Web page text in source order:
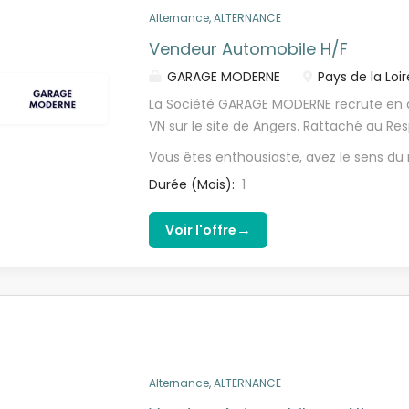
commune pour l'automobile, qui guide
et contribue à la qualité de l'expérience
dans un...
Alternance, ALTERNANCE
Vendeur Automobile H/F
GARAGE MODERNE
Pays de la
La Société GARAGE MODERNE recrute
VN sur le site de Angers. Rattaché au
principales missions sont : - La
fidélisation de la clientèle - Le
convertir en clients - La prospection
argumentation, traitement des
prospection et de fidélisation de la
La commercialisation des véhicules et
Vous êtes enthousiaste, avez le sens
Durée (Mois): 1
Voir l'offre →
Alternance, ALTERNANCE